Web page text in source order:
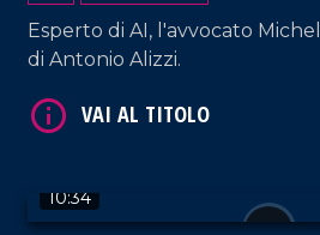
Esperto di AI, l'avvocato
di Antonio Alizzi.
10:34
VAI AL TITOLO